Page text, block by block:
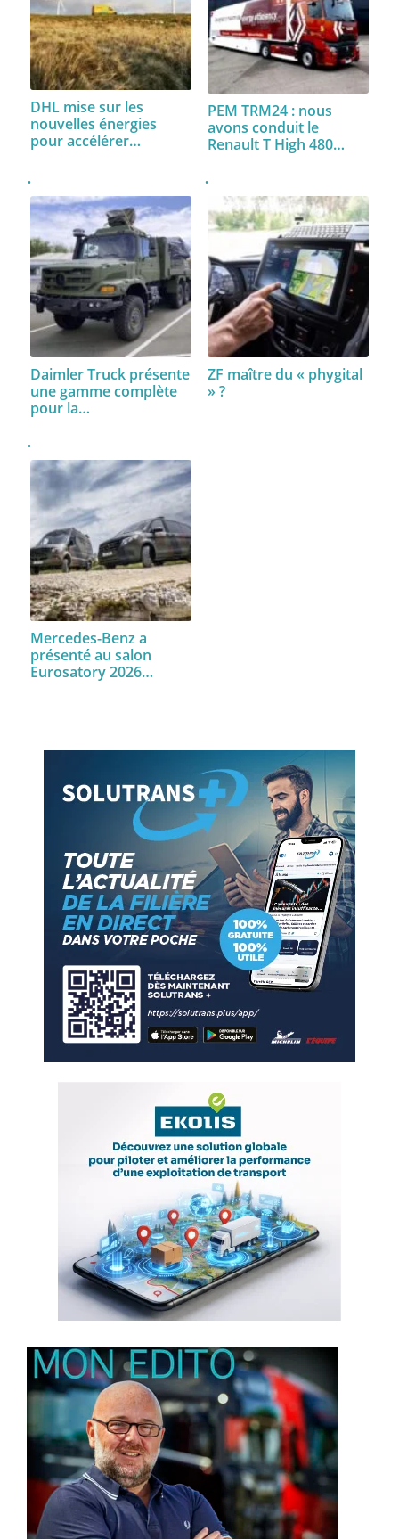
DHL mise sur les
nouvelles énergies
pour accélérer…
PEM TRM24 : nous
avons conduit le
Renault T High 480…
Daimler Truck présente
une gamme complète
pour la…
ZF maître du « phygital
» ?
Mercedes-Benz a
présenté au salon
Eurosatory 2026…